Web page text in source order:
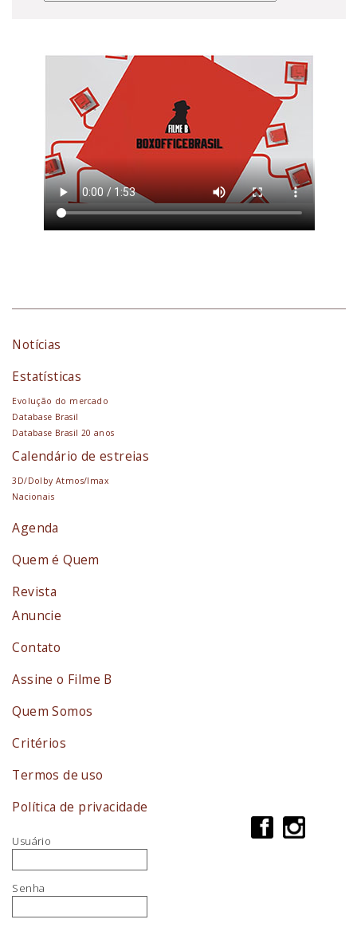
Notícias
Estatísticas
Evolução do mercado
Database Brasil
Database Brasil 20 anos
Calendário de estreias
3D/Dolby Atmos/Imax
Nacionais
Agenda
Quem é Quem
Revista
Anuncie
Contato
Assine o Filme B
Quem Somos
Critérios
Termos de uso
Política de privacidade
Usuário
Senha